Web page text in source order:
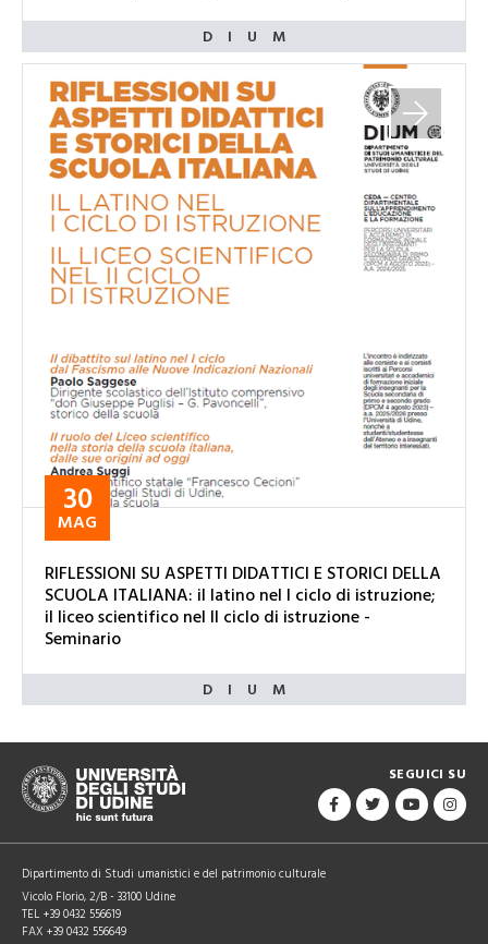
30
MAG
RIFLESSIONI SU ASPETTI DIDATTICI E STORICI DELLA
SCUOLA ITALIANA: il latino nel I ciclo di istruzione;
il liceo scientifico nel II ciclo di istruzione -
Seminario
SEGUICI SU
Dipartimento di Studi umanistici e del patrimonio culturale
Vicolo Florio, 2/B - 33100 Udine
TEL +39 0432 556619
FAX +39 0432 556649